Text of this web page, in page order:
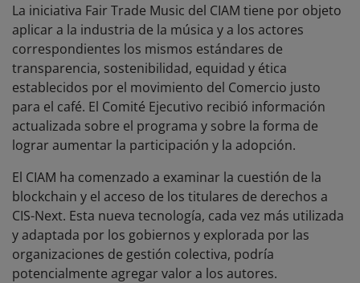
La iniciativa Fair Trade Music del CIAM tiene por objeto
aplicar a la industria de la música y a los actores
correspondientes los mismos estándares de
transparencia, sostenibilidad, equidad y ética
establecidos por el movimiento del Comercio justo
para el café. El Comité Ejecutivo recibió información
actualizada sobre el programa y sobre la forma de
lograr aumentar la participación y la adopción.
El CIAM ha comenzado a examinar la cuestión de la
blockchain y el acceso de los titulares de derechos a
CIS-Next. Esta nueva tecnología, cada vez más utilizada
y adaptada por los gobiernos y explorada por las
organizaciones de gestión colectiva, podría
potencialmente agregar valor a los autores.